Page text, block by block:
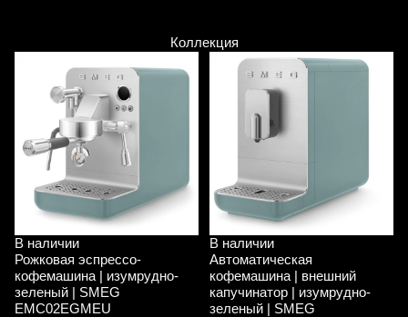
Коллекция
В наличии
Рожковая эспрессо-
кофемашина | изумрудно-
зеленый | SMEG
EMC02EGMEU
В наличии
Автоматическая
кофемашина | внешний
капучинатор | изумрудно-
зеленый | SMEG